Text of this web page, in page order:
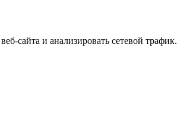
сайта и анализировать сетевой трафик.